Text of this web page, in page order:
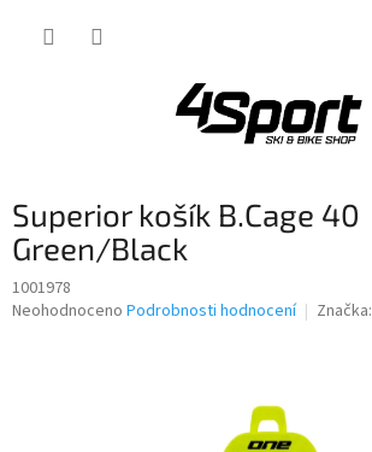
Superior košík B.Cage 40
Green/Black
1001978
Průměrné
Neohodnoceno Podrobnosti hodnocení Značka: